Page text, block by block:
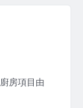
房項目由